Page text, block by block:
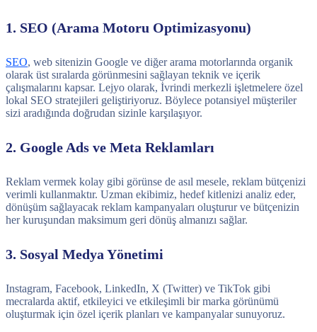
1. SEO (Arama Motoru Optimizasyonu)
SEO, web sitenizin Google ve diğer arama motorlarında organik
olarak üst sıralarda görünmesini sağlayan teknik ve içerik
çalışmalarını kapsar. Lejyo olarak, İvrindi merkezli işletmelere özel
lokal SEO stratejileri geliştiriyoruz. Böylece potansiyel müşteriler
sizi aradığında doğrudan sizinle karşılaşıyor.
2. Google Ads ve Meta Reklamları
Reklam vermek kolay gibi görünse de asıl mesele, reklam bütçenizi
verimli kullanmaktır. Uzman ekibimiz, hedef kitlenizi analiz eder,
dönüşüm sağlayacak reklam kampanyaları oluşturur ve bütçenizin
her kuruşundan maksimum geri dönüş almanızı sağlar.
3. Sosyal Medya Yönetimi
Instagram, Facebook, LinkedIn, X (Twitter) ve TikTok gibi
mecralarda aktif, etkileyici ve etkileşimli bir marka görünümü
oluşturmak için özel içerik planları ve kampanyalar sunuyoruz.